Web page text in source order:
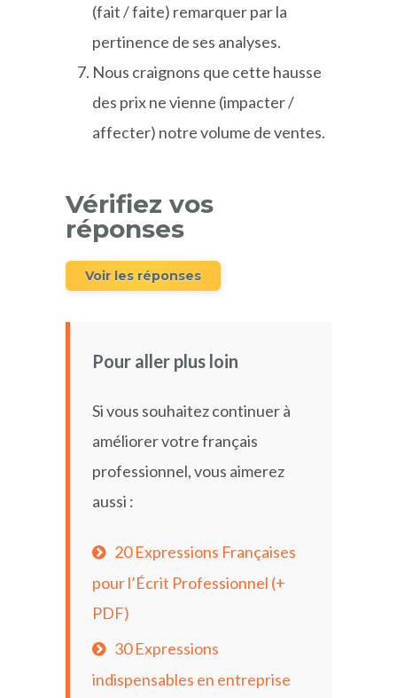
(fait / faite) remarquer par la
pertinence de ses analyses.
Nous craignons que cette hausse
des prix ne vienne (impacter /
affecter) notre volume de ventes.
Vérifiez vos
réponses
Voir les réponses
Pour aller plus loin
Si vous souhaitez continuer à
améliorer votre français
professionnel, vous aimerez
aussi :
20 Expressions Françaises
pour l’Écrit Professionnel (+
PDF)
30 Expressions
indispensables en entreprise